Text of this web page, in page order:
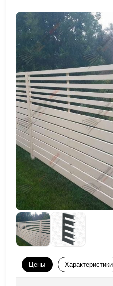
Цены Характеристики